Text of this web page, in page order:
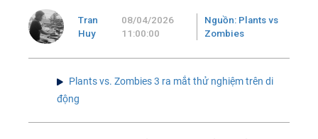
Tran
Huy
08/04/2026
11:00:00
Nguồn: Plants vs
Zombies
Plants vs. Zombies 3 ra mắt thử nghiệm trên di
động